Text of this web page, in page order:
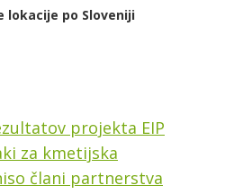
lokacije po Sloveniji
projekta EIP
za kmetijska
člani partnerstva